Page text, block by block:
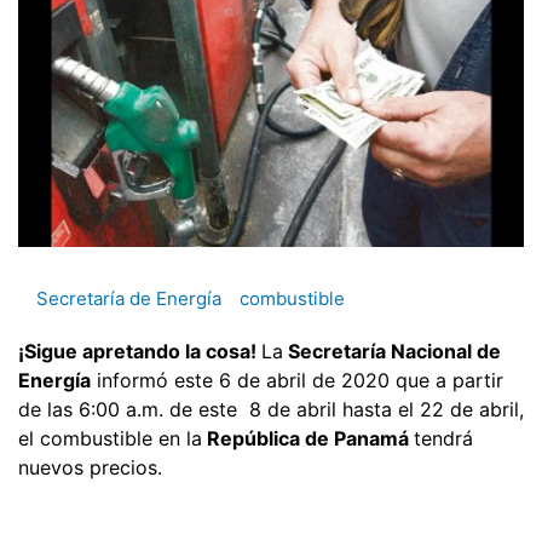
Secretaría de Energía combustible
¡Sigue apretando la cosa! La Secretaría Nacional de
Energía informó este 6 de abril de 2020 que a partir
de las 6:00 a.m. de este 8 de abril hasta el 22 de abril,
el combustible en la República de Panamá tendrá
nuevos precios.